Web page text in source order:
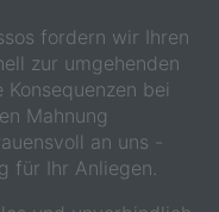
fordern wir Ihren
zur umgehenden
bei
Mahnung
an uns -
für Ihr Anliegen.